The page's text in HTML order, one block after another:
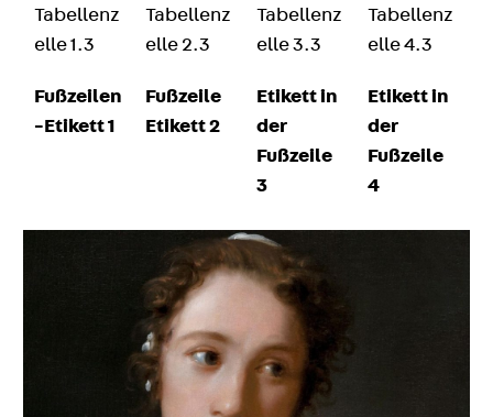
Tabellenz
elle 1.3
Tabellenz
elle 2.3
Tabellenz
elle 3.3
Tabellenz
elle 4.3
Fußzeilen
-Etikett 1
Fußzeile
Etikett 2
Etikett in
der
Fußzeile
3
Etikett in
der
Fußzeile
4